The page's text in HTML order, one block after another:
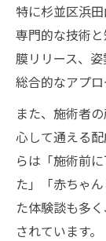
特に杉並区浜
専門的な技術
膜リリース、
総合的なアプロ
また、施術者
心して通える
らは「施術前
た」「赤ちゃ
た体験談も多
されています。